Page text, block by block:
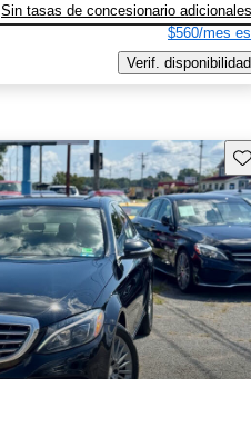
Sin tasas de concesionario adicionales
$560/mes
Verif. disponibilidad